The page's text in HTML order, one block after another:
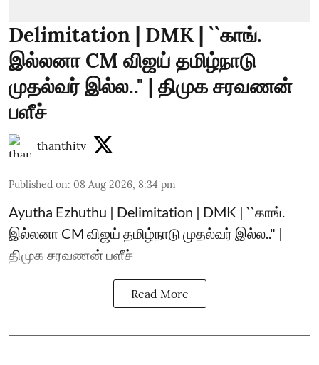
Delimitation | DMK | ``காங்.
இல்லனா CM விஜய் தமிழ்நாடு
முதல்வர் இல்ல.." | திமுக சரவணன்
பளீச்
thanthitv
Published on: 08 Aug 2026, 8:34 pm
Ayutha Ezhuthu | Delimitation | DMK | ``காங்.
இல்லனா CM விஜய் தமிழ்நாடு முதல்வர் இல்ல.." |
திமுக சரவணன் பளீச்
Read More